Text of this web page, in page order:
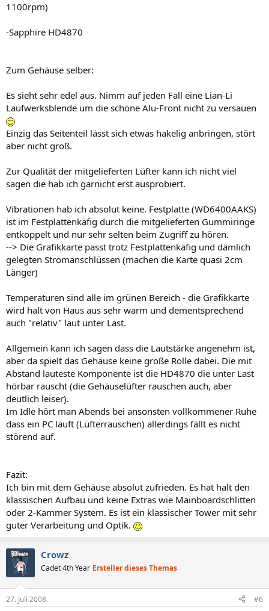
1100rpm)
-Sapphire HD4870
Zum Gehäuse selber:
Es sieht sehr edel aus. Nimm auf jeden Fall eine Lian-Li
Laufwerksblende um die schöne Alu-Front nicht zu versauen
Einzig das Seitenteil lässt sich etwas hakelig anbringen, stört
aber nicht groß.
Zur Qualität der mitgelieferten Lüfter kann ich nicht viel
sagen die hab ich garnicht erst ausprobiert.
Vibrationen hab ich absolut keine. Festplatte (WD6400AAKS)
ist im Festplattenkäfig durch die mitgelieferten Gummiringe
entkoppelt und nur sehr selten beim Zugriff zu hören.
--> Die Grafikkarte passt trotz Festplattenkäfig und dämlich
gelegten Stromanschlüssen (machen die Karte quasi 2cm
Länger)
Temperaturen sind alle im grünen Bereich - die Grafikkarte
wird halt von Haus aus sehr warm und dementsprechend
auch "relativ" laut unter Last.
Allgemein kann ich sagen dass die Lautstärke angenehm ist,
aber da spielt das Gehäuse keine große Rolle dabei. Die mit
Abstand lauteste Komponente ist die HD4870 die unter Last
hörbar rauscht (die Gehäuselüfter rauschen auch, aber
deutlich leiser).
Im Idle hört man Abends bei ansonsten vollkommener Ruhe
dass ein PC läuft (Lüfterrauschen) allerdings fällt es nicht
störend auf.
Fazit:
Ich bin mit dem Gehäuse absolut zufrieden. Es hat halt den
klassischen Aufbau und keine Extras wie Mainboardschlitten
oder 2-Kammer System. Es ist ein klassischer Tower mit sehr
guter Verarbeitung und Optik.
Crowz
Cadet 4th Year Ersteller dieses Themas
27. Juli 2008 #6